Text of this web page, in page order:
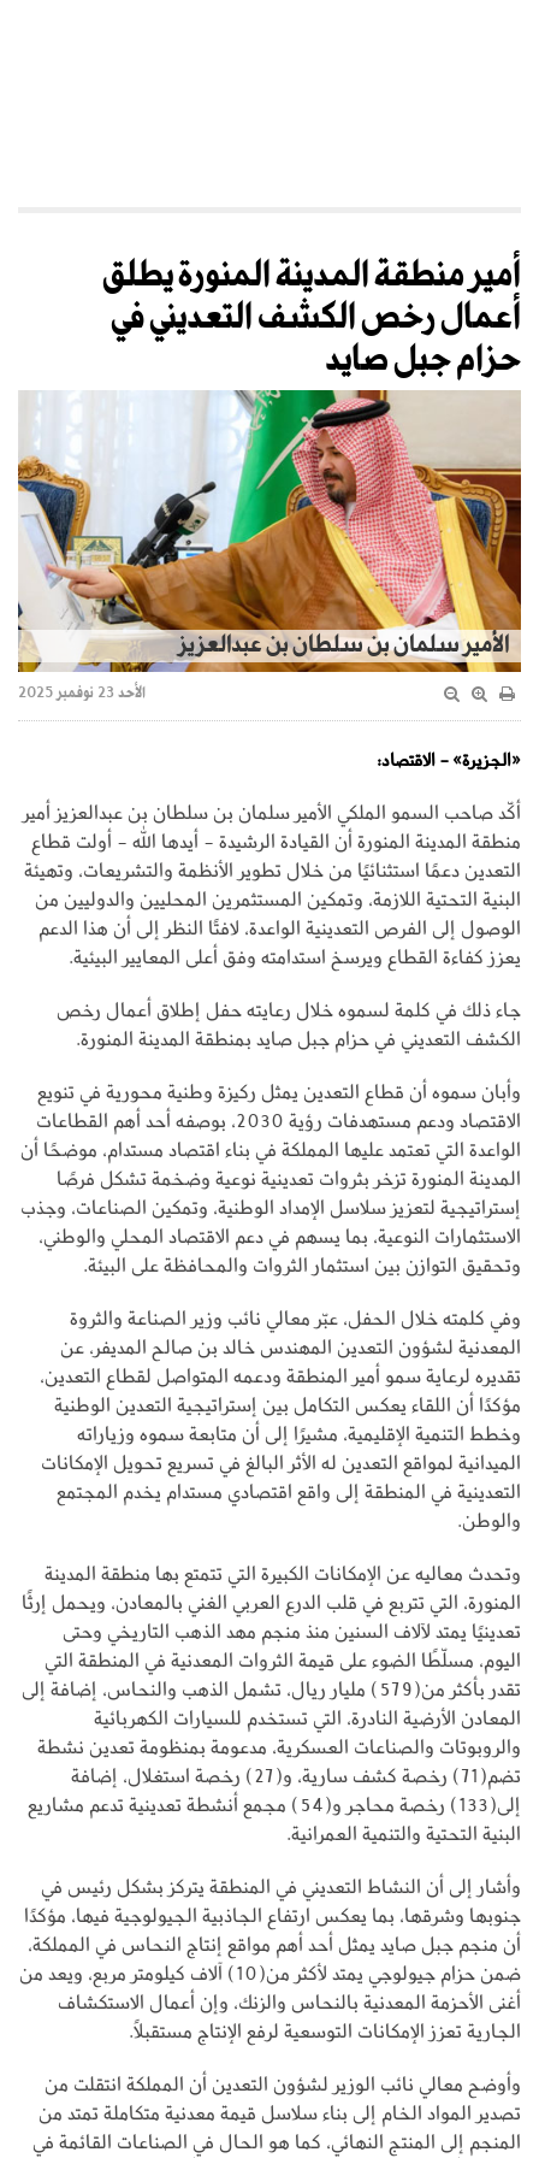
أمير منطقة المدينة المنورة يطلق
أعمال رخص الكشف التعديني في
حزام جبل صايد
الأمير سلمان بن سلطان بن عبدالعزيز
الأحد 23 نوفمبر 2025
«الجزيرة» - الاقتصاد:
أكّد صاحب السمو الملكي الأمير سلمان بن سلطان بن عبدالعزيز أمير
منطقة المدينة المنورة أن القيادة الرشيدة - أيدها الله - أولت قطاع
التعدين دعمًا استثنائيًا من خلال تطوير الأنظمة والتشريعات، وتهيئة
البنية التحتية اللازمة، وتمكين المستثمرين المحليين والدوليين من
الوصول إلى الفرص التعدينية الواعدة، لافتًا النظر إلى أن هذا الدعم
يعزز كفاءة القطاع ويرسخ استدامته وفق أعلى المعايير البيئية.
جاء ذلك في كلمة لسموه خلال رعايته حفل إطلاق أعمال رخص
الكشف التعديني في حزام جبل صايد بمنطقة المدينة المنورة.
وأبان سموه أن قطاع التعدين يمثل ركيزة وطنية محورية في تنويع
الاقتصاد ودعم مستهدفات رؤية 2030، بوصفه أحد أهم القطاعات
الواعدة التي تعتمد عليها المملكة في بناء اقتصاد مستدام، موضحًا أن
المدينة المنورة تزخر بثروات تعدينية نوعية وضخمة تشكل فرصًا
إستراتيجية لتعزيز سلاسل الإمداد الوطنية، وتمكين الصناعات، وجذب
الاستثمارات النوعية، بما يسهم في دعم الاقتصاد المحلي والوطني،
وتحقيق التوازن بين استثمار الثروات والمحافظة على البيئة.
وفي كلمته خلال الحفل، عبّر معالي نائب وزير الصناعة والثروة
المعدنية لشؤون التعدين المهندس خالد بن صالح المديفر، عن
تقديره لرعاية سمو أمير المنطقة ودعمه المتواصل لقطاع التعدين،
مؤكدًا أن اللقاء يعكس التكامل بين إستراتيجية التعدين الوطنية
وخطط التنمية الإقليمية، مشيرًا إلى أن متابعة سموه وزياراته
الميدانية لمواقع التعدين له الأثر البالغ في تسريع تحويل الإمكانات
التعدينية في المنطقة إلى واقع اقتصادي مستدام يخدم المجتمع
والوطن.
وتحدث معاليه عن الإمكانات الكبيرة التي تتمتع بها منطقة المدينة
المنورة، التي تتربع في قلب الدرع العربي الغني بالمعادن، ويحمل إرثًا
تعدينيًا يمتد لآلاف السنين منذ منجم مهد الذهب التاريخي وحتى
اليوم، مسلّطًا الضوء على قيمة الثروات المعدنية في المنطقة التي
تقدر بأكثر من(579) مليار ريال، تشمل الذهب والنحاس، إضافة إلى
المعادن الأرضية النادرة، التي تستخدم للسيارات الكهربائية
والروبوتات والصناعات العسكرية، مدعومة بمنظومة تعدين نشطة
تضم(71) رخصة كشف سارية، و(27) رخصة استغلال، إضافة
إلى(133) رخصة محاجر و(54) مجمع أنشطة تعدينية تدعم مشاريع
البنية التحتية والتنمية العمرانية.
وأشار إلى أن النشاط التعديني في المنطقة يتركز بشكل رئيس في
جنوبها وشرقها، بما يعكس ارتفاع الجاذبية الجيولوجية فيها، مؤكدًا
أن منجم جبل صايد يمثل أحد أهم مواقع إنتاج النحاس في المملكة،
ضمن حزام جيولوجي يمتد لأكثر من(10) آلاف كيلومتر مربع، ويعد من
أغنى الأحزمة المعدنية بالنحاس والزنك، وإن أعمال الاستكشاف
الجارية تعزز الإمكانات التوسعية لرفع الإنتاج مستقبلًا.
وأوضح معالي نائب الوزير لشؤون التعدين أن المملكة انتقلت من
تصدير المواد الخام إلى بناء سلاسل قيمة معدنية متكاملة تمتد من
المنجم إلى المنتج النهائي، كما هو الحال في الصناعات القائمة في